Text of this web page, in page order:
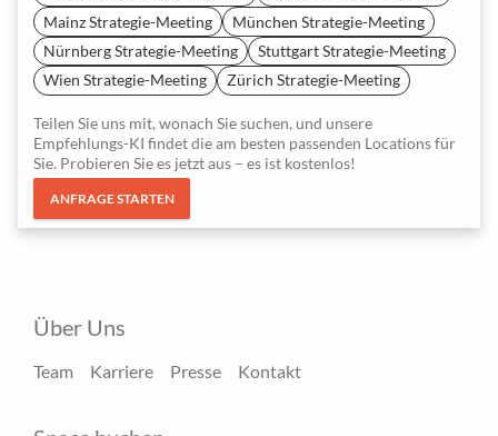
Mainz Strategie-Meeting
München Strategie-Meeting
Nürnberg Strategie-Meeting
Stuttgart Strategie-Meeting
Wien Strategie-Meeting
Zürich Strategie-Meeting
Teilen Sie uns mit, wonach Sie suchen, und unsere
Empfehlungs-KI findet die am besten passenden Locations für
Sie. Probieren Sie es jetzt aus – es ist kostenlos!
ANFRAGE STARTEN
Über Uns
Team Karriere Presse Kontakt